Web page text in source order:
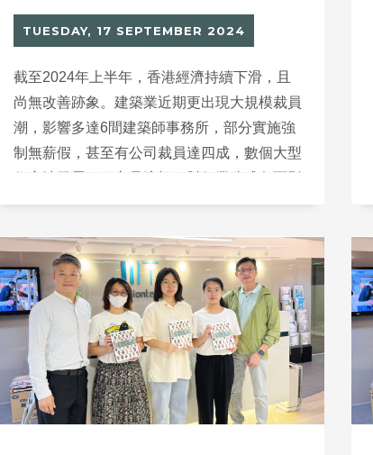
TUESDAY, 17 SEPTEMBER 2024
截至2024年上半年，香港經濟持續下滑，且
尚無改善跡象。建築業近期更出現大規模裁員
潮，影響多達6間建築師事務所，部分實施強
制無薪假，甚至有公司裁員達四成，數個大型
響。創科公司也可以「不成功不收費」？